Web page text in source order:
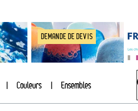
DEMANDE DE DEVIS
Couleurs Ensembles